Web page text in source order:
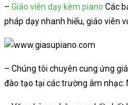
– Giáo viên dạy kèm piano Các
pháp dạy nhanh hiểu, giáo viên
– Chúng tôi chuyên cung ứng
đào tạo tại các trường âm nhạc: